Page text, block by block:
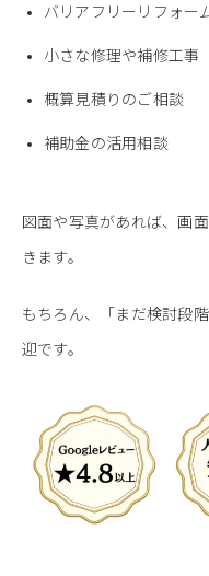
バリアフリーリフォー
小さな修理や補修工事
概算見積りのご相談
補助金の活用相談
図面や写真があれば、画
きます。
もちろん、「まだ検討段
迎です。